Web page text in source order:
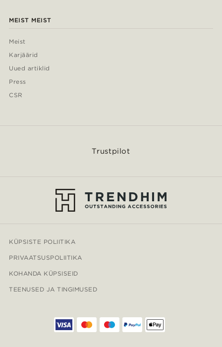
MEIST MEIST
Meist
Karjäärid
Uued artiklid
Press
CSR
Trustpilot
KÜPSISTE POLIITIKA
PRIVAATSUSPOLIITIKA
KOHANDA KÜPSISEID
TEENUSED JA TINGIMUSED